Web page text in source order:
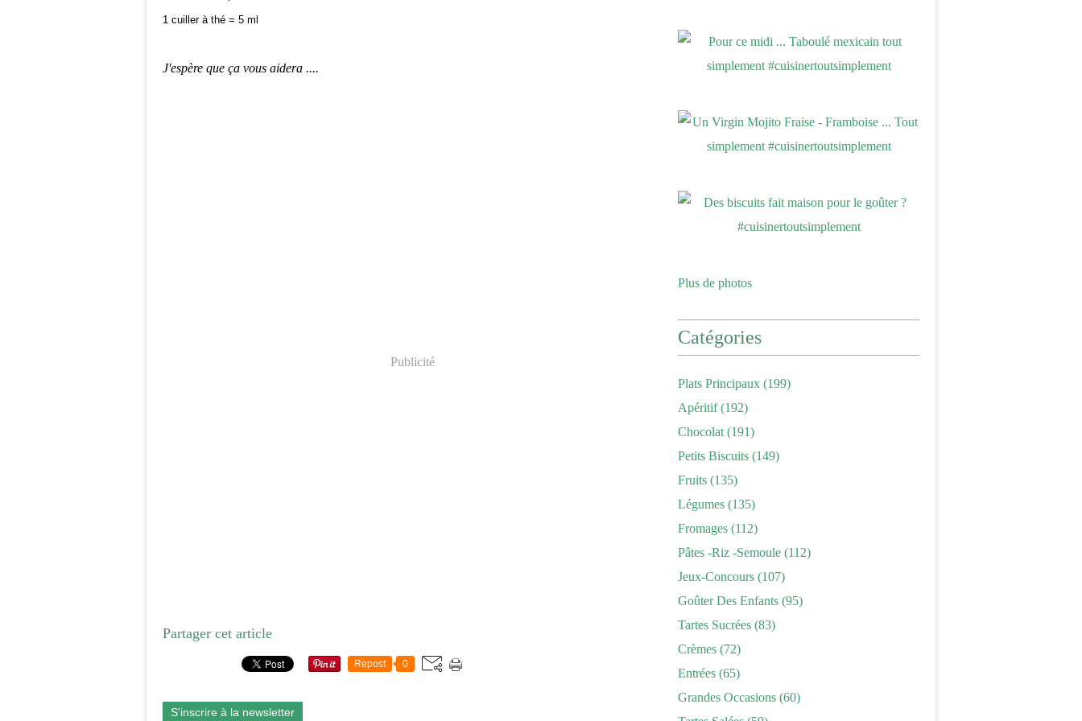
1 cuiller à thé = 5 ml
J'espère que ça vous aidera ....
Publicité
Partager cet article
Repost 0
S'inscrire à la newsletter
Plus de photos
Catégories
Plats Principaux (199)
Apéritif(192)
Chocolat (191)
Petits Biscuits (149)
Fruits (135)
Légumes (135)
Fromages (112)
Pâtes -riz -semoule (112)
Jeux-Concours (107)
Goûter Des Enfants (95)
Tartes Sucrées (83)
Crèmes (72)
Entrées (65)
Grandes Occasions (60)